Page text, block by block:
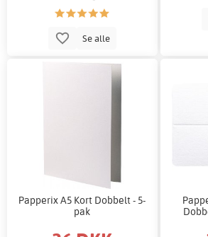
Se alle
Papperix A5 Kort Dobbelt - 5-
pak